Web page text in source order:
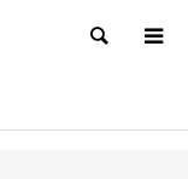
検索